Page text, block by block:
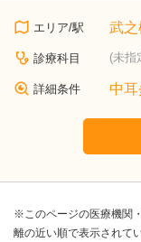
エリア/駅 武之
診療科目 (未指
詳細条件 中耳
※このページの医療機関
離の近い順で表示されて